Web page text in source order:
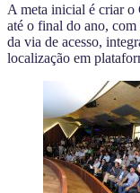
A meta inicial é criar o
até o final do ano,
da via de acesso,
localização em